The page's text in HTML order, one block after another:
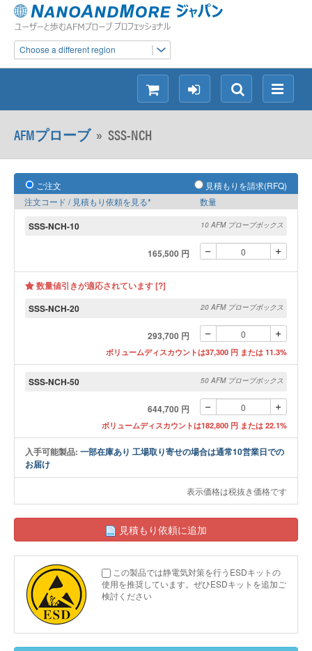
Choose a different region
メ
ニ
検
索
ロ
グ
シ
ョ
ッ
ン
AFMプローブ» SSS-NCH
ご注文
見積もりを請求(RFQ)
注文コード / 見積もり依頼を見る*
数量
SSS-NCH-10 10 AFM プローブボックス
165,500 円
数量値引きが適応されています [?]
SSS-NCH-20
20 AFM プローブボックス
293,700 円
ボリュームディスカウントは37,300 円 または 11.3%
SSS-NCH-50 50 AFM プローブボックス
644,700 円
ボリュームディスカウントは182,800 円 または 22.1%
入手可能製品: 一部在庫あり 工場取り寄せの場合は通常10営業日での
お届け
表示価格は税抜き価格です
見積もり依頼に追加
この製品では静電気対策を行うESDキットの
使用を推奨しています。ぜひESDキットを追加ご
検討ください